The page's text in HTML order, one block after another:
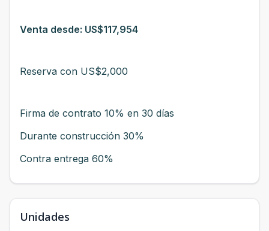
Venta desde: US$117,954
Reserva con US$2,000
Firma de contrato 10% en 30 días
Durante construcción 30%
Contra entrega 60%
Unidades